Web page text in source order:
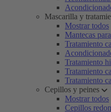
Mascarilla y
Mostrar todos
Mantecas
Tratamiento
Tratamiento
Tratamiento
Tratamiento
Cepillos y peines
Mostrar todos
Cepillos